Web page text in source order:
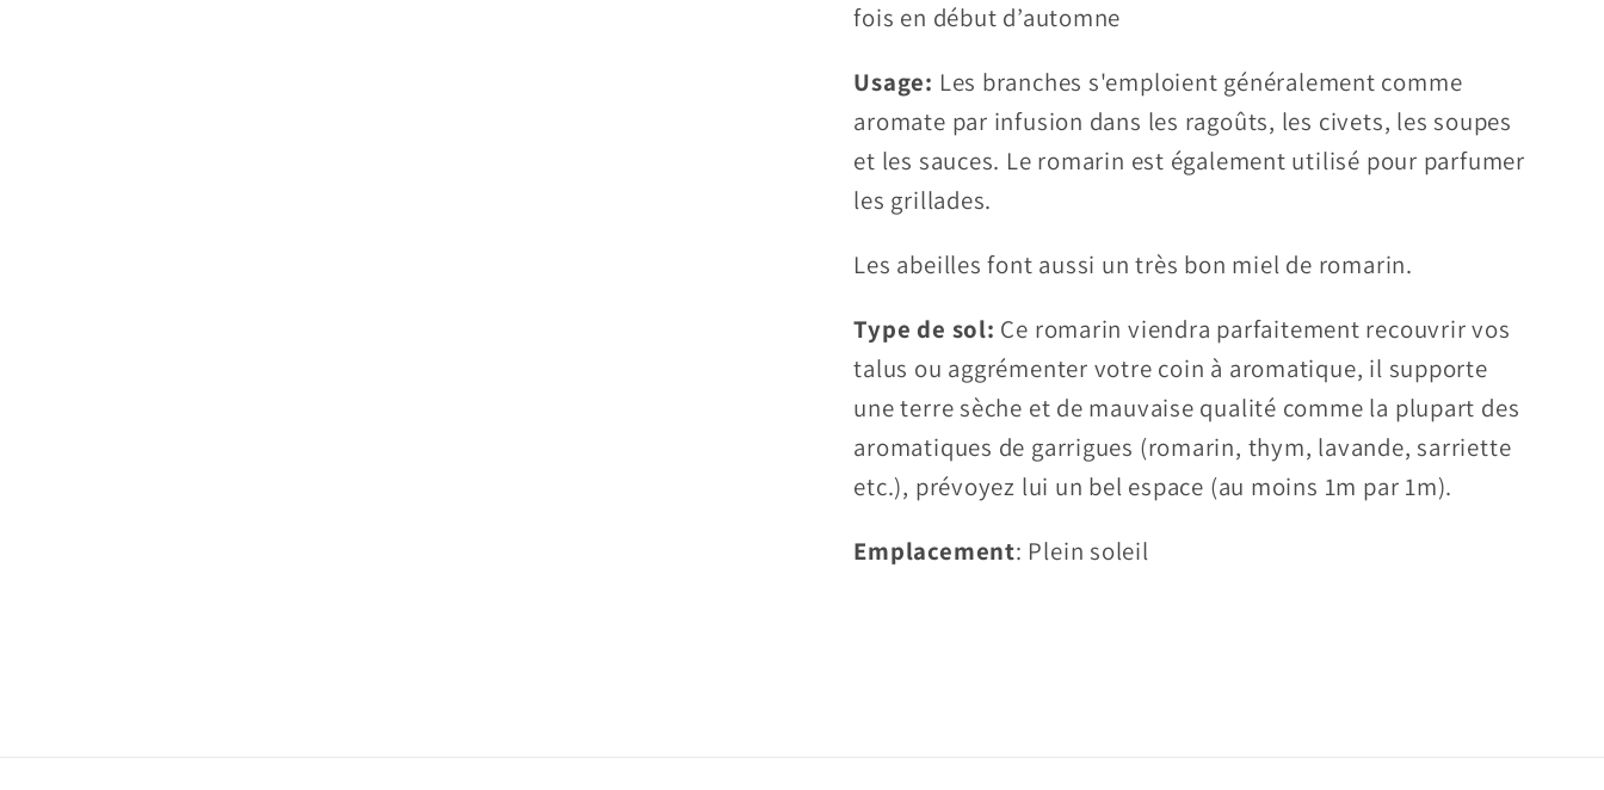
fois en début d’automne
Usage: Les branches s'emploient généralement comme
aromate par infusion dans les ragoûts, les civets, les soupes
et les sauces. Le romarin est également utilisé pour parfumer
les grillades.
Les abeilles font aussi un très bon miel de romarin.
Type de sol: Ce romarin viendra parfaitement recouvrir vos
talus ou aggrémenter votre coin à aromatique, il supporte
une terre sèche et de mauvaise qualité comme la plupart des
aromatiques de garrigues (romarin, thym, lavande, sarriette
etc.), prévoyez lui un bel espace (au moins 1m par 1m).
Emplacement: Plein soleil